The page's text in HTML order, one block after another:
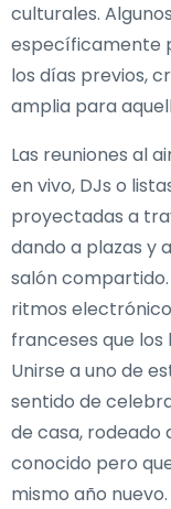
culturales.
específicamente
los días previos,
amplia para
Las reuniones al
en vivo, DJs o
proyectadas a
dando a plazas y
salón
ritmos
franceses que
Unirse a uno de
sentido de
de casa, rodeado
conocido pero
mismo año nuevo.